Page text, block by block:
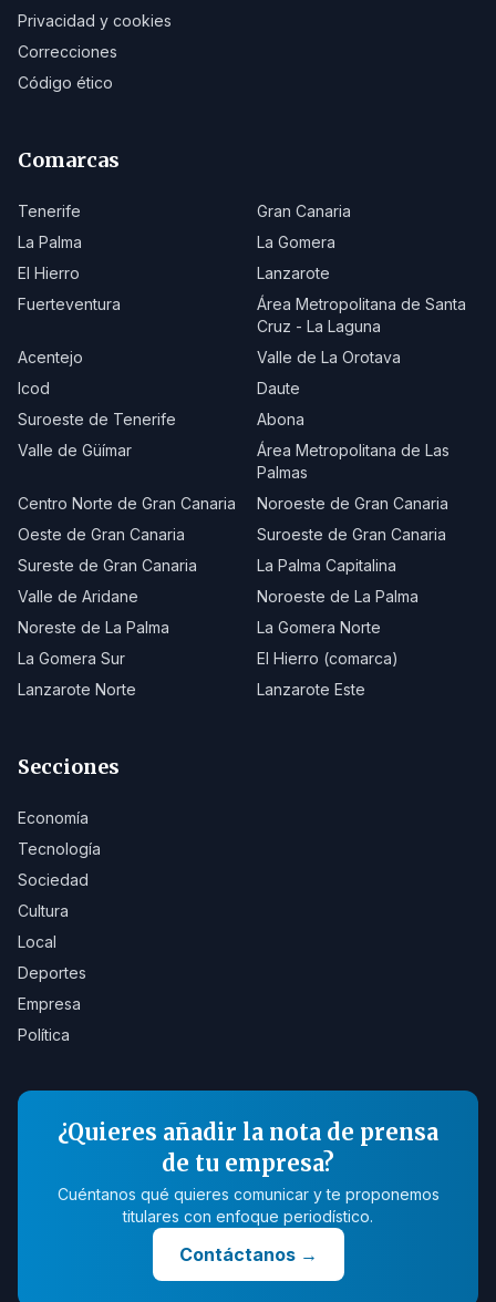
Privacidad y cookies
Correcciones
Código ético
Comarcas
Tenerife
Gran Canaria
La Palma
La Gomera
El Hierro
Lanzarote
Fuerteventura
Área Metropolitana de Santa
Cruz - La Laguna
Acentejo
Valle de La Orotava
Icod
Daute
Suroeste de Tenerife
Abona
Valle de Güímar
Área Metropolitana de Las
Palmas
Centro Norte de Gran Canaria
Noroeste de Gran Canaria
Oeste de Gran Canaria
Suroeste de Gran Canaria
Sureste de Gran Canaria
La Palma Capitalina
Valle de Aridane
Noroeste de La Palma
Noreste de La Palma
La Gomera Norte
La Gomera Sur
El Hierro (comarca)
Lanzarote Norte
Lanzarote Este
Secciones
Economía
Tecnología
Sociedad
Cultura
Local
Deportes
Empresa
Política
¿Quieres añadir la nota de prensa
de tu empresa?
Cuéntanos qué quieres comunicar y te proponemos
titulares con enfoque periodístico.
Contáctanos→